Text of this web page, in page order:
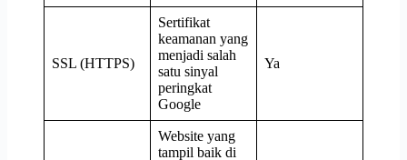
SSL (HTTPS)
Sertifikat
keamanan yang
menjadi salah
satu sinyal
peringkat
Google
Ya
Website yang
tampil baik di